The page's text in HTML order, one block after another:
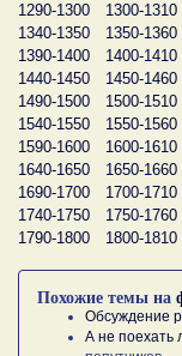
1290-1300
1300-1310
1340-1350
1350-1360
1390-1400
1400-1410
1440-1450
1450-1460
1490-1500
1500-1510
1540-1550
1550-1560
1590-1600
1600-1610
1640-1650
1650-1660
1690-1700
1700-1710
1740-1750
1750-1760
1790-1800
1800-1810
Похожие темы на
Обсуждение
А не поехать